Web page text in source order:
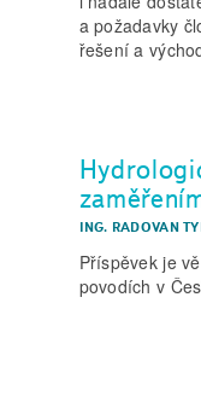
a požadavky
řešení a
ING. RADOVAN
Příspěvek je
povodích v